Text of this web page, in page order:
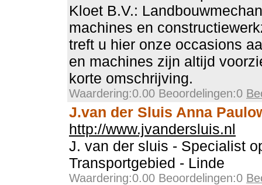
Kloet B.V.:
machines en
treft u hier onze occasions
en machines zijn altijd
korte omschrijving.
Waardering:0.00 Beoordelingen:0
J.van der Sluis Anna
http://www.jvandersluis.nl
J. van der sluis - Specialist
Transportgebied - Linde
Waardering:0.00 Beoordelingen:0